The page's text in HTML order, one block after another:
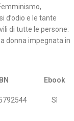
d’odio e le tante
di tutte le persone:
donna impegnata in
Ebook
Sì